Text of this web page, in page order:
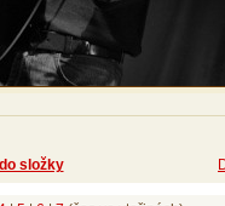
složky